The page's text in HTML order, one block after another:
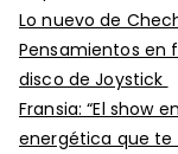
Lo nuevo de
Pensamientos en
disco de Joystick
Fransia: “El show
energética que te